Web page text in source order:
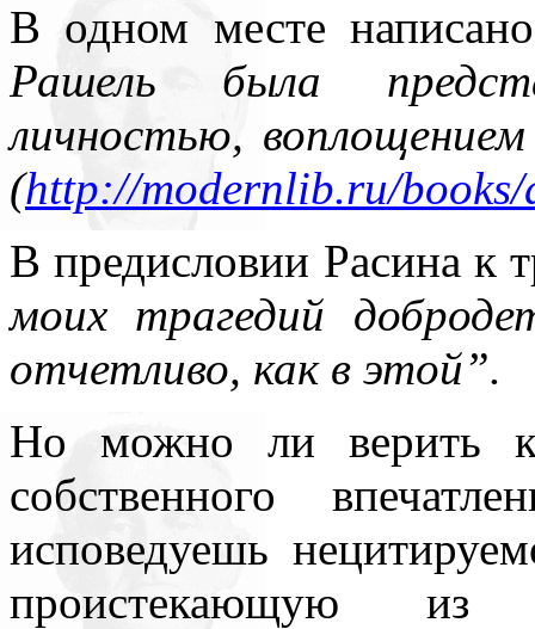
В одном месте
Рашель была
личностью, воплощением
(http://modernlib.ru/
В предисловии Расина к
моих трагедий
отчетливо, как в этой”.
Но можно ли верить
собственного
исповедуешь
проистекающую из